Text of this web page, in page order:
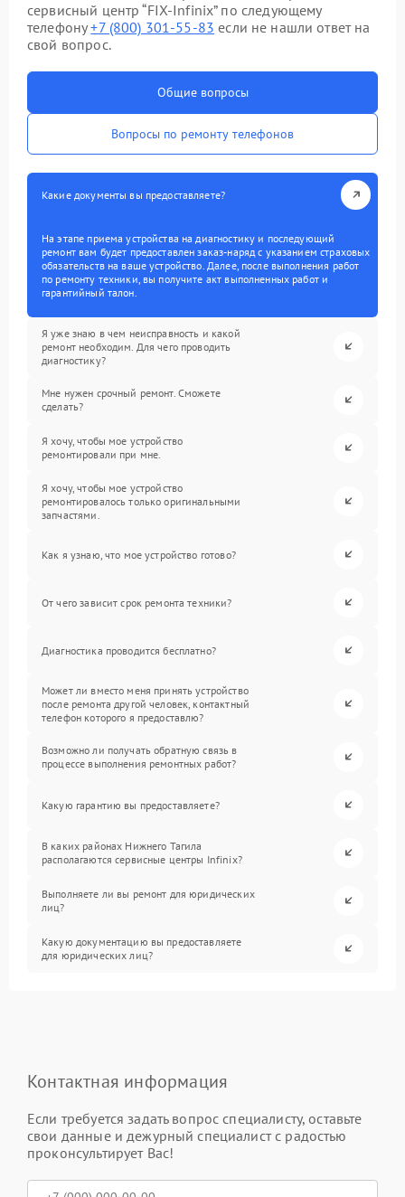
сервисный центр “FIX-Infinix” по следующему
телефону+7 (800) 301-55-83 если не нашли ответ на
свой вопрос.
Общие вопросы
Вопросы по ремонту телефонов
Какие документы вы предоставляете?
На этапе приема устройства на диагностику и последующий
ремонт вам будет предоставлен заказ-наряд с указанием страховых
обязательств на ваше устройство. Далее, после выполнения работ
по ремонту техники, вы получите акт выполненных работ и
гарантийный талон.
Я уже знаю в чем неисправность и какой
ремонт необходим. Для чего проводить
диагностику?
Мне нужен срочный ремонт. Сможете
сделать?
Я хочу, чтобы мое устройство
ремонтировали при мне.
Я хочу, чтобы мое устройство
ремонтировалось только оригинальными
запчастями.
Как я узнаю, что мое устройство готово?
От чего зависит срок ремонта техники?
Диагностика проводится бесплатно?
Может ли вместо меня принять устройство
после ремонта другой человек, контактный
телефон которого я предоставлю?
Возможно ли получать обратную связь в
процессе выполнения ремонтных работ?
Какую гарантию вы предоставляете?
В каких районах Нижнего Тагила
располагаются сервисные центры Infinix?
Выполняете ли вы ремонт для юридических
лиц?
Какую документацию вы предоставляете
для юридических лиц?
Контактная информация
Если требуется задать вопрос специалисту, оставьте
свои данные и дежурный специалист с радостью
проконсультирует Вас!